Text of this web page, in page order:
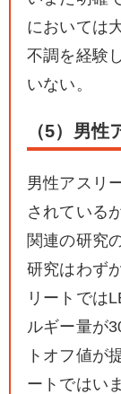
においては
不調を経験
いない。
（5）男性
男性アスリ
されている
関連の研究
研究はわず
リートでは
ルギー量が
トオフ値が
ートではい